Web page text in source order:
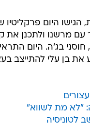
הגישו היום
עם מרשנו ולתכנן
בג'ה. היום
את בן עלי להתייצב
"לא מת לשווא"